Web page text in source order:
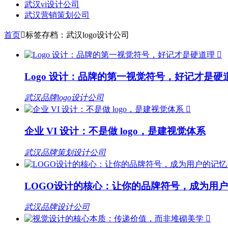
武汉vi设计公司
武汉营销策划公司
首页标签存档：武汉logo设计公司

Logo 设计：品牌的第一视觉符号，好记才是硬
武汉品牌logo设计公司

企业 VI 设计：不是做 logo，是建视觉体系
武汉品牌策划设计公司
LOGO设计的核心：让你的品牌符号，成为用
武汉品牌设计公司
